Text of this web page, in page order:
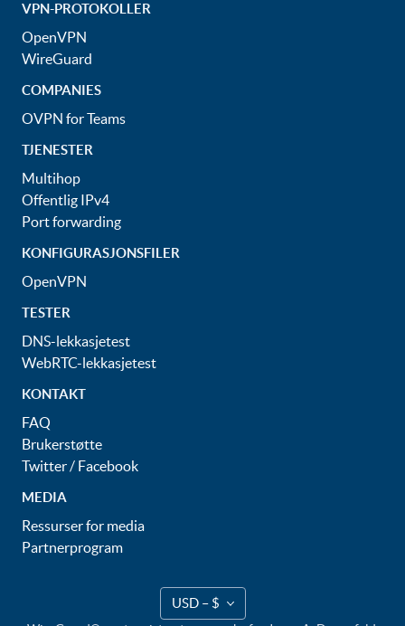
VPN-PROTOKOLLER
OpenVPN
WireGuard
COMPANIES
OVPN for Teams
TJENESTER
Multihop
Offentlig IPv4
Port forwarding
KONFIGURASJONSFILER
OpenVPN
TESTER
DNS-lekkasjetest
WebRTC-lekkasjetest
KONTAKT
FAQ
Brukerstøtte
Twitter/ Facebook
MEDIA
Ressurser for media
Partnerprogram
USD – $